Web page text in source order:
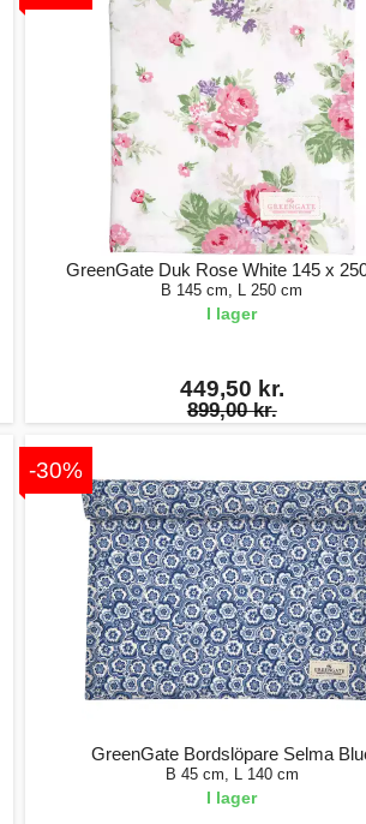
GreenGate Duk Rose White 145 x
B 145 cm, L 250 cm
I lager
449,50 kr.
899,00 kr.
-30%
GreenGate Bordslöpare Selma
B 45 cm, L 140 cm
I lager